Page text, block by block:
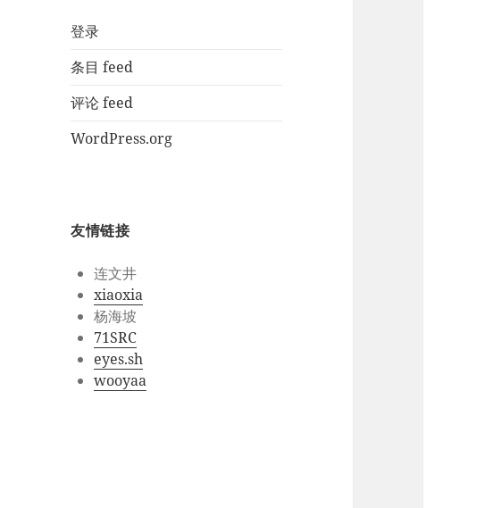
登录
条目 feed
评论 feed
WordPress.org
友情链接
连文井
xiaoxia
杨海坡
71SRC
eyes.sh
wooyaa